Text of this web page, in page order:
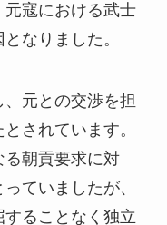
寇における武士
なりました。
元との交渉を担
されています。
る朝貢要求に対
ていましたが、
ることなく独立